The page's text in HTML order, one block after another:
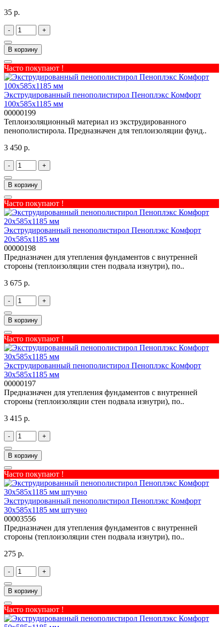
35 р.
- +
В корзину
Часто покупают !
Экструдированный пенополистирол Пеноплэкс Комфорт
100х585х1185 мм
00000199
Теплоизоляционный материал из экструдированного
пенополистирола. Предназначен для теплоизоляции фунд..
3 450 р.
- +
В корзину
Часто покупают !
Экструдированный пенополистирол Пеноплэкс Комфорт
20х585х1185 мм
00000198
Предназначен для утепления фундаментов с внутренней
стороны (теплоизоляции стен подвала изнутри), по..
3 675 р.
- +
В корзину
Часто покупают !
Экструдированный пенополистирол Пеноплэкс Комфорт
30х585х1185 мм
00000197
Предназначен для утепления фундаментов с внутренней
стороны (теплоизоляции стен подвала изнутри), по..
3 415 р.
- +
В корзину
Часто покупают !
Экструдированный пенополистирол Пеноплэкс Комфорт
30х585х1185 мм штучно
00003556
Предназначен для утепления фундаментов с внутренней
стороны (теплоизоляции стен подвала изнутри), по..
275 р.
- +
В корзину
Часто покупают !